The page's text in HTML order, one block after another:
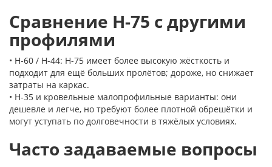
Сравнение Н-75 с другими
профилями
• Н-60 / Н-44: Н-75 имеет более высокую жёсткость и
подходит для ещё больших пролётов; дороже, но снижает
затраты на каркас.
• Н-35 и кровельные малопрофильные варианты: они
дешевле и легче, но требуют более плотной обрешётки и
могут уступать по долговечности в тяжёлых условиях.
Часто задаваемые вопросы